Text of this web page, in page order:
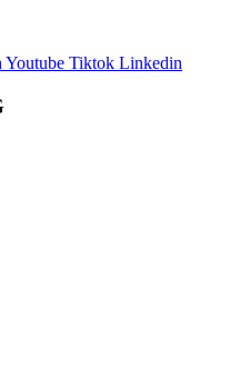
Youtube Tiktok Linkedin